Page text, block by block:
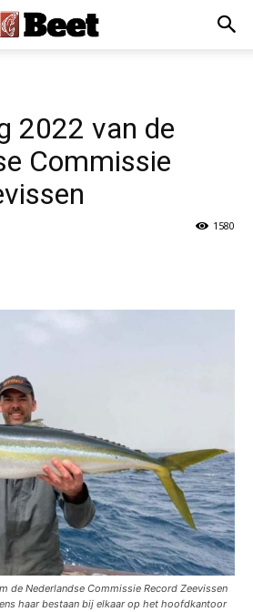
2022 van de
Commissie
1580
de Nederlandse Commissie Record Zeevissen
haar bestaan bij elkaar op het hoofdkantoor